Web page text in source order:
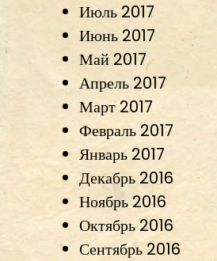
Июль 2017
Июнь 2017
Май 2017
Апрель 2017
Март 2017
Февраль 2017
Январь 2017
Декабрь 2016
Ноябрь 2016
Октябрь 2016
Сентябрь 2016